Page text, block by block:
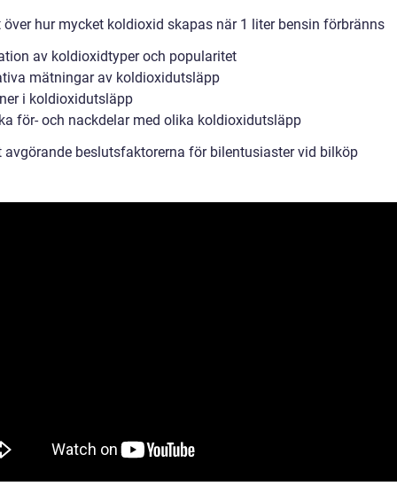
över hur mycket koldioxid skapas när 1 liter bensin förbränns
av koldioxidtyper och popularitet
mätningar av koldioxidutsläpp
i koldioxidutsläpp
för- och nackdelar med olika koldioxidutsläpp
avgörande beslutsfaktorerna för bilentusiaster vid bilköp